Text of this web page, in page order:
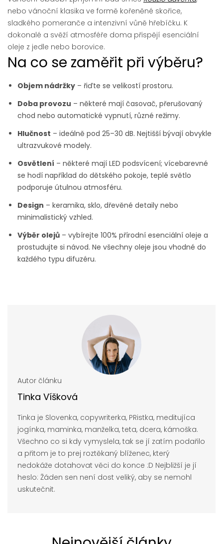
nebo vánoční klasika ve formě kořeněné skořice,
sladkého pomeranče a intenzivní vůně hřebíčku. K
dokonalé a svěží atmosféře doma přispějí esenciální
oleje z jedle nebo borovice.
Na co se zaměřit při výběru?
Objem nádržky – řiďte se velikostí prostoru.
Doba provozu – některé mají časovač, přerušovaný
chod nebo automatické vypnutí, různé režimy.
Hlučnost – ideálně pod 25–30 dB. Nejtišší bývají obvykle
ultrazvukové modely.
Osvětlení – některé mají LED podsvícení; vícebarevné
se hodí například do dětského pokoje, teplé světlo
podporuje útulnou atmosféru.
Design – keramika, sklo, dřevěné detaily nebo
minimalistický vzhled.
Výběr olejů – vybírejte 100% přírodní esenciální oleje a
prostudujte si návod. Ne všechny oleje jsou vhodné do
každého typu difuzéru.
Autor článku
Tinka Víšková
Tinka je Slovenka, copywriterka, PRistka, meditujíca
jogínka, maminka, manželka, teta, dcera, kámoška.
Všechno co si kdy vymyslela, tak se jí zatím podařilo
a přitom je to prej roztěkaný blíženec, který
nedokáže dotahovat věci do konce :D Nejbližší je jí
heslo: Žáden sen není dost veliký, aby se nemohl
uskutečnit.